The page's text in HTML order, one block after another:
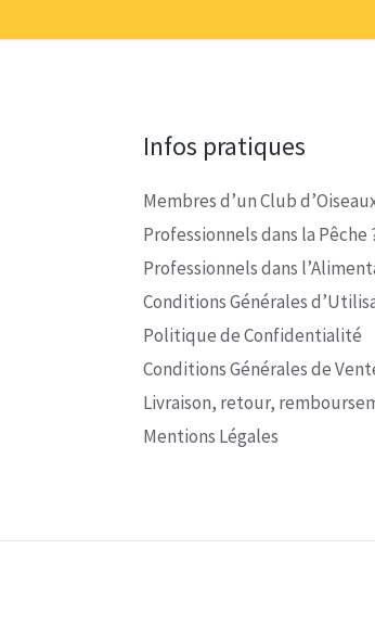
Infos pratiques
Membres d’un Club
Professionnels dans la Pêche
Professionnels dans
Conditions Générales
Politique de Confidentialité
Conditions Générales de
Livraison, retour,
Mentions Légales